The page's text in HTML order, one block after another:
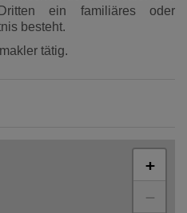
ein familiäres oder
besteht.
tätig.
+
−